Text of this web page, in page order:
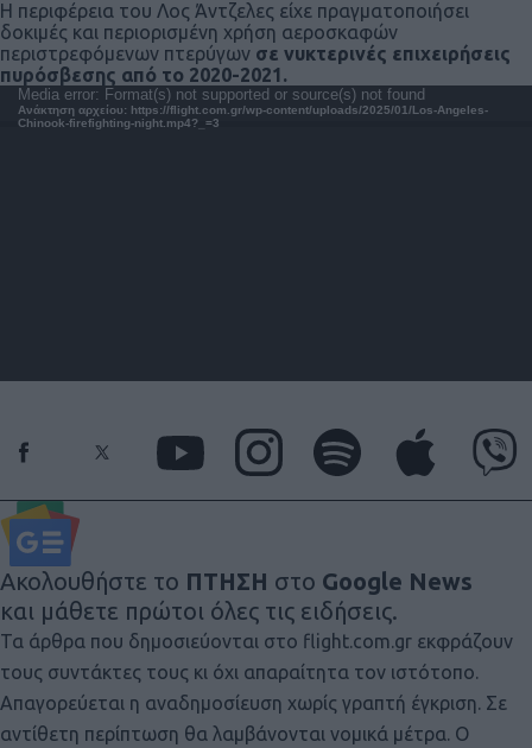
Η περιφέρεια του Λος Άντζελες είχε πραγματοποιήσει
δοκιμές και περιορισμένη χρήση αεροσκαφών
περιστρεφόμενων πτερύγων σε νυκτερινές επιχειρήσεις
πυρόσβεσης από το 2020-2021.
Πρόγραμμα
Αναπαραγωγής
Media error: Format(s) not supported or source(s) not found
Ανάκτηση αρχείου: https://flight.com.gr/wp-content/uploads/2025/01/Los-Angeles-
Chinook-firefighting-night.mp4?_=3
Ακολουθήστε το ΠΤΗΣΗ στο Google News
και μάθετε πρώτοι όλες τις ειδήσεις.
Τα άρθρα που δημοσιεύονται στο flight.com.gr εκφράζουν
τους συντάκτες τους κι όχι απαραίτητα τον ιστότοπο.
Απαγορεύεται η αναδημοσίευση χωρίς γραπτή έγκριση. Σε
αντίθετη περίπτωση θα λαμβάνονται νομικά μέτρα. Ο